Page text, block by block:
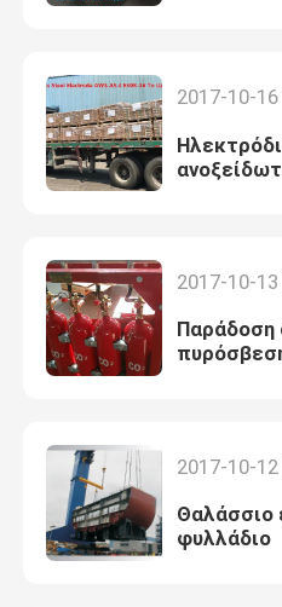
Γύρος εργοστασίων
επαφή
Ζητήστε ένα απόσπασμα
Company News
θαλάσσιες πόρτες
2017-10-
2017-10-
Παράδοση
2017-10-
Θαλάσσιο
φυλλάδιο